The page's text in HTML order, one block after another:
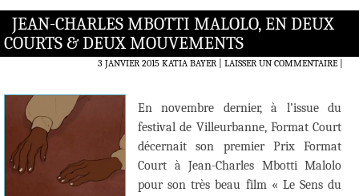
JEAN-CHARLES MBOTTI MALOLO, EN DEUX
COURTS & DEUX MOUVEMENTS
3 JANVIER 2015 KATIA BAYER LAISSER UN COMMENTAIRE|
En novembre dernier, à l’issue du
festival de Villeurbanne, Format Court
décernait son premier Prix Format
Court à Jean-Charles Mbotti Malolo
pour son très beau film « Le Sens du